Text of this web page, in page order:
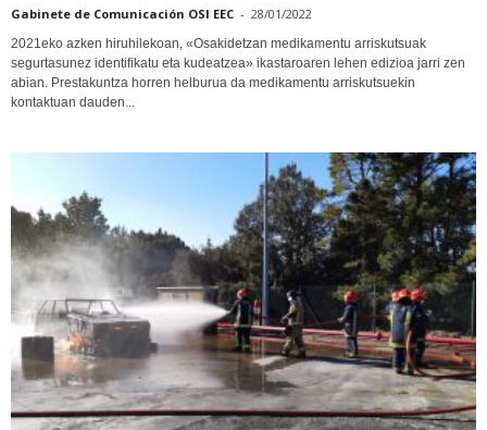
Gabinete de Comunicación OSI EEC - 28/01/2022
2021eko azken hiruhilekoan, «Osakidetzan medikamentu arriskutsuak
segurtasunez identifikatu eta kudeatzea» ikastaroaren lehen edizioa jarri zen
abian. Prestakuntza horren helburua da medikamentu arriskutsuekin
kontaktuan dauden...